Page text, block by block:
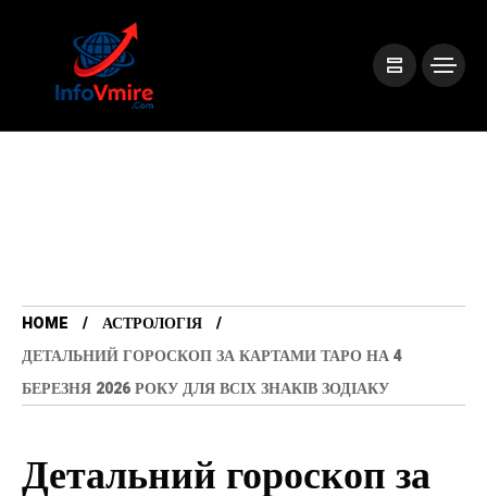
HOME
АСТРОЛОГІЯ
ДЕТАЛЬНИЙ ГОРОСКОП ЗА КАРТАМИ ТАРО НА 4
БЕРЕЗНЯ 2026 РОКУ ДЛЯ ВСІХ ЗНАКІВ ЗОДІАКУ
Детальний гороскоп за